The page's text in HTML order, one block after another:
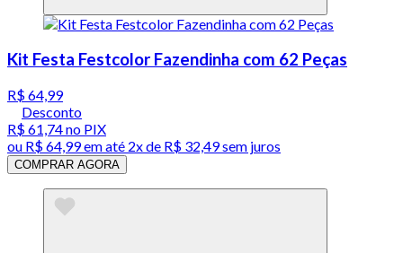
Kit Festa Festcolor Fazendinha com 62 Peças
R$ 64,99
Desconto
R$ 61,74no PIX
ou R$ 64,99em até 2x de R$ 32,49 sem juros
COMPRAR AGORA